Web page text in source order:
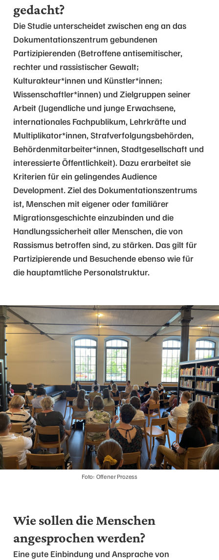
gedacht?
Die Studie unterscheidet zwischen eng an das
Dokumentationszentrum gebundenen
Partizipierenden (Betroffene antisemitischer,
rechter und rassistischer Gewalt;
Kulturakteur*innen und Künstler*innen;
Wissenschaftler*innen) und Zielgruppen seiner
Arbeit (Jugendliche und junge Erwachsene,
internationales Fachpublikum, Lehrkräfte und
Multiplikator*innen, Strafverfolgungsbehörden,
Behördenmitarbeiter*innen, Stadtgesellschaft und
interessierte Öffentlichkeit). Dazu erarbeitet sie
Kriterien für ein gelingendes Audience
Development. Ziel des Dokumentationszentrums
ist, Menschen mit eigener oder familiärer
Migrationsgeschichte einzubinden und die
Handlungssicherheit aller Menschen, die von
Rassismus betroffen sind, zu stärken. Das gilt für
Partizipierende und Besuchende ebenso wie für
die hauptamtliche Personalstruktur.
Foto: Offener Prozess
Wie sollen die Menschen
angesprochen werden?
Eine gute Einbindung und Ansprache von